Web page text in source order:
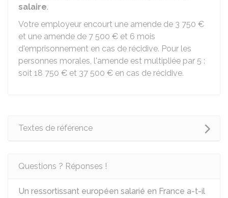
salaire.
Votre employeur encourt une amende de 3 750 €
et une amende de 7 500 € et 6 mois
d'emprisonnement en cas de récidive. Pour les
personnes morales, l'amende est multipliée par 5 :
soit 18 750 € et 37 500 € en cas de récidive.
Textes de référence
Questions ? Réponses !
Un ressortissant européen salarié en France a-t-il